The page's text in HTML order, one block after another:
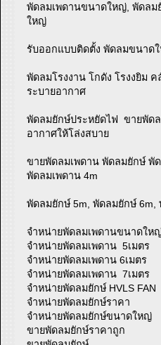
พัดลมเพดานขนาดใหญ่, พัดลม
ใหญ่
รับออกแบบติดตั้ง พัดลมขนาด
พัดลมโรงงาน โกดัง โรงงยิม
ระบายอากาศ
พัดลมยักษ์ประหยัดไฟ ขายพัด
อากาศให้โล่งสบาย
ขายพัดลมเพดาน พัดลมยักษ์
พัดลมเพดาน 4m
พัดลมยักษ์ 5m, พัดลมยักษ์ 6m,
จำหน่ายพัดลมเพดานขนาดให
จำหน่ายพัดลมเพดาน 5เมตร
จำหน่ายพัดลมเพดาน 6เมตร
จำหน่ายพัดลมเพดาน 7เมตร
จำหน่ายพัดลมยักษ์ HVLS FAN
จำหน่ายพัดลมยักษ์ราคา
จำหน่ายพัดลมยักษ์ขนาดใหญ่
ขายพัดลมยักษ์ราคาถูก